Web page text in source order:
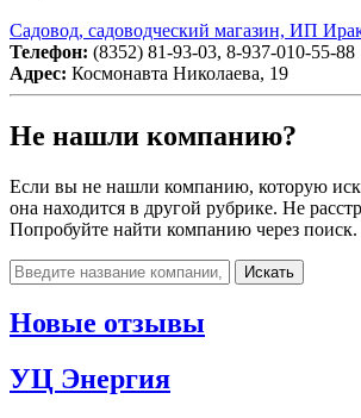
Садовод, садоводческий магазин, ИП
Телефон: (8352) 81-93-03, 8-937-010-55-88
Адрес: Космонавта Николаева, 19
Не нашли компанию?
Если вы не нашли компанию, которую
она находится в другой рубрике. Не
Попробуйте найти компанию через поиск.
Искать
Новые отзывы
УЦ Энергия